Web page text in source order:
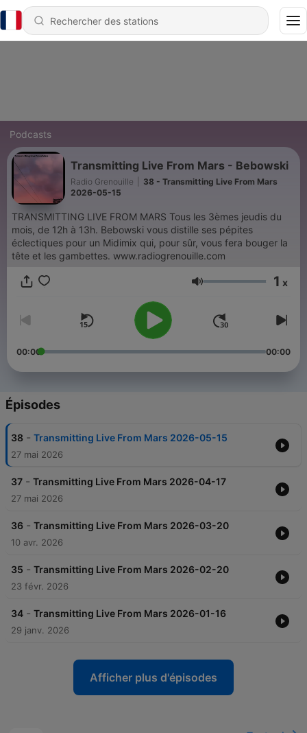
Podcasts
Transmitting Live From Mars - Bebowski
Radio Grenouille
38 - Transmitting Live From Mars
2026-05-15
TRANSMITTING LIVE FROM MARS Tous les 3èmes jeudis du
mois, de 12h à 13h. Bebowski vous distille ses pépites
éclectiques pour un Midimix qui, pour sûr, vous fera bouger la
tête et les gambettes. www.radiogrenouille.com
Volume 1 x
00:00 00:00
Épisodes
38 - Transmitting Live From Mars 2026-05-15
27 mai 2026
37 - Transmitting Live From Mars 2026-04-17
27 mai 2026
36 - Transmitting Live From Mars 2026-03-20
10 avr. 2026
35 - Transmitting Live From Mars 2026-02-20
23 févr. 2026
34 - Transmitting Live From Mars 2026-01-16
29 janv. 2026
Afficher plus d'épisodes